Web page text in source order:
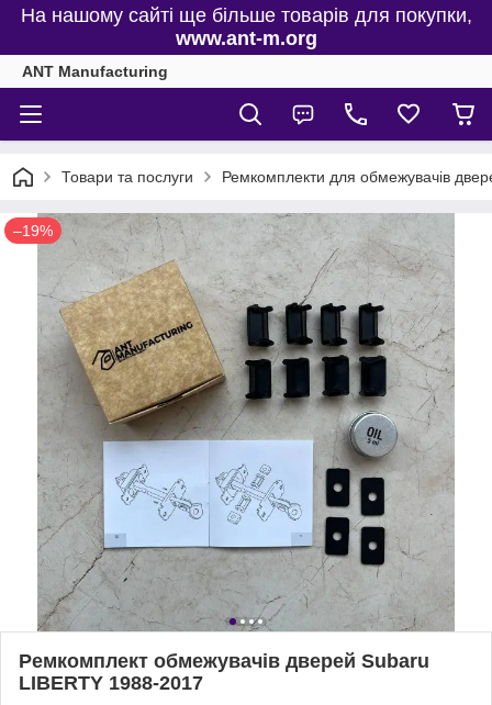
На нашому сайті ще більше товарів для покупки,
www.ant-m.org
ANT Manufacturing
Товари та послуги Ремкомплекти для обмежувачів
–19%
Ремкомплект обмежувачів дверей Subaru
LIBERTY 1988-2017